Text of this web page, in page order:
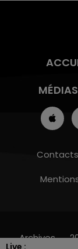
Live :
MÉDIAS
Contacts
Archives